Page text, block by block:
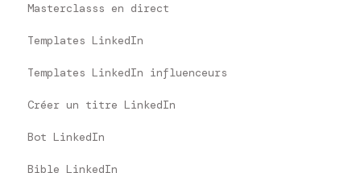
Masterclasss en direct
Templates LinkedIn
Templates LinkedIn influenceurs
Créer un titre LinkedIn
Bot LinkedIn
Bible LinkedIn